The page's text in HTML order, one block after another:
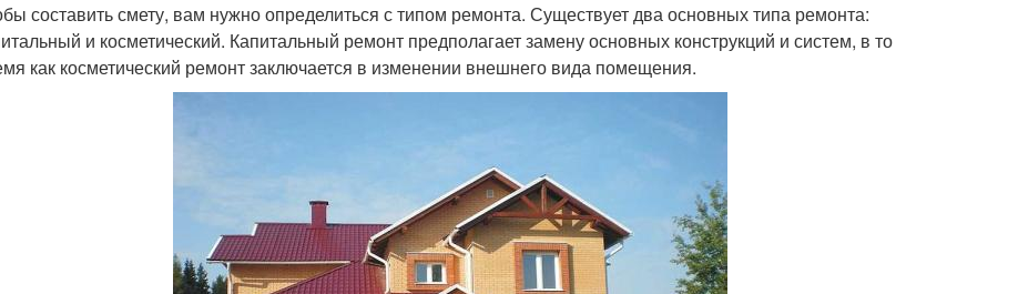
составить смету, вам нужно определиться с типом ремонта. Существует два основных типа ремонта:
и косметический. Капитальный ремонт предполагает замену основных конструкций и систем, в то
как косметический ремонт заключается в изменении внешнего вида помещения.